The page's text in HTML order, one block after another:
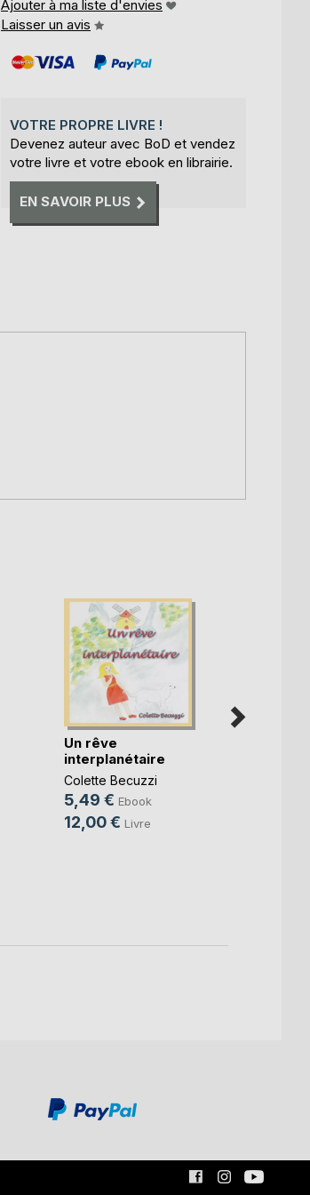
Ajouter à ma liste d'envies
Laisser un avis
VOTRE PROPRE LIVRE !
Devenez auteur avec BoD et vendez
votre livre et votre ebook en librairie.
EN SAVOIR PLUS
Un rêve
interplanétaire
Colette Becuzzi
5,49 € Ebook
12,00 € Livre